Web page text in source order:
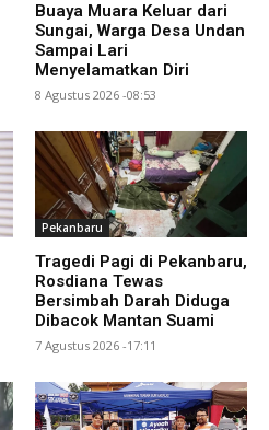
Buaya Muara Keluar dari
Sungai, Warga Desa Undan
Sampai Lari
Menyelamatkan Diri
8 Agustus 2026 -08:53
Pekanbaru
Tragedi Pagi di Pekanbaru,
Rosdiana Tewas
Bersimbah Darah Diduga
Dibacok Mantan Suami
7 Agustus 2026 -17:11